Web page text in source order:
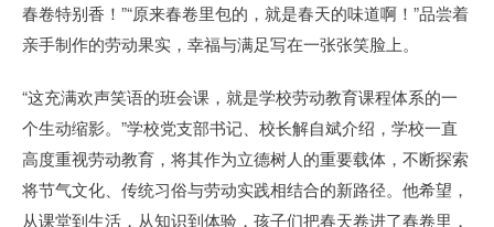
春卷特别香！”“原来春卷里包的，就是春天的味道啊！”品尝着
亲手制作的劳动果实，幸福与满足写在一张张笑脸上。
“这充满欢声笑语的班会课，就是学校劳动教育课程体系的一
个生动缩影。”学校党支部书记、校长解自斌介绍，学校一直
高度重视劳动教育，将其作为立德树人的重要载体，不断探索
将节气文化、传统习俗与劳动实践相结合的新路径。他希望，
从课堂到生活，从知识到体验，孩子们把春天卷进了春卷里，